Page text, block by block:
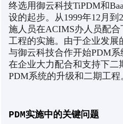
终选用御云科技TiPDM和
设的起步。从1999年12月到
施人员在ACIMS办人员配
工程的实施。由于企业发展
与御云科技合作开始PDM系
在企业大力配合和支持下二
PDM系统的升级和二期工程
PDM实施中的关键问题